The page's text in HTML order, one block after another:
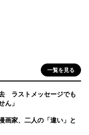
一覧を見る
ラストメッセージでも
」
家、二人の「違い」と